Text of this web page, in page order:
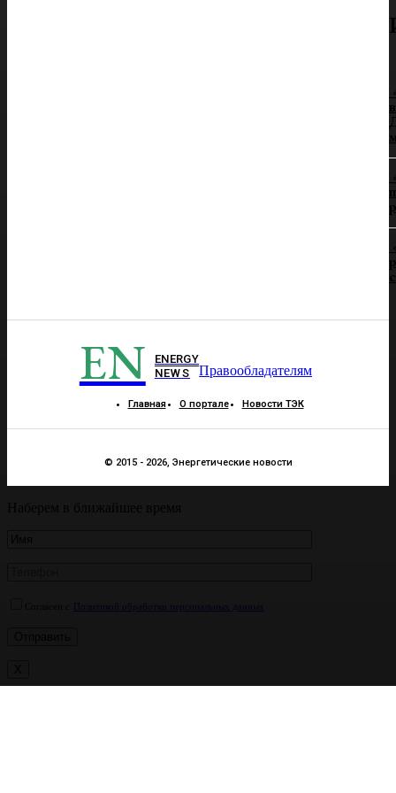
EN
ENERGY
NEWS
Правообладателям
Главная О портале Новости ТЭК
© 2015 - 2026, Энергетические новости